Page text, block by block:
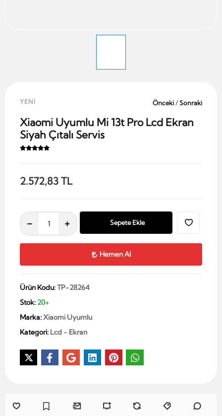
YENİ Önceki/Sonraki
Xiaomi Uyumlu Mi 13t Pro Lcd Ekran
Siyah Çıtalı Servis
2.572,83 TL
Sepete Ekle
Hemen Al
Ürün Kodu:TP-28264
Stok: 20+
Marka:Xiaomi Uyumlu
Kategori: Lcd - Ekran